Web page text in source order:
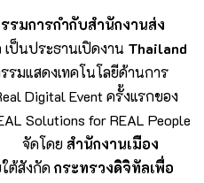
รมการกำกับสำนักงานส่ง
เป็นประธานเปิดงาน Thailand
รมแสดงเทคโนโลยีด้านการ
Digital Event ครั้งแรกของ
Solutions for REAL People
จัดโดย สำนักงานเมือง
ต้สังกัดกระทรวงดิจิทัลเพื่อ